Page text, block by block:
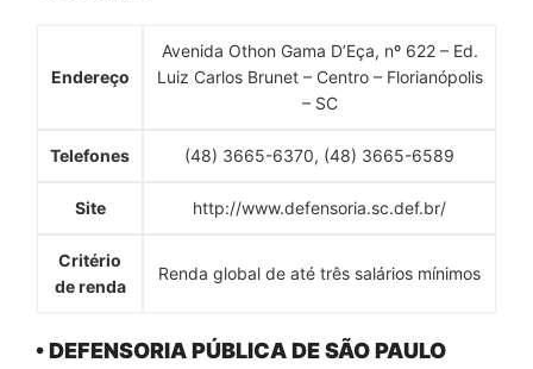
Endereço
Avenida Othon Gama D’Eça, nº 622 – Ed.
Luiz Carlos Brunet – Centro – Florianópolis
– SC
Telefones (48) 3665-6370, (48) 3665-6589
Site http://www.defensoria.sc.def.br/
Critério
de renda
Renda global de até três salários mínimos
• DEFENSORIA PÚBLICA DE SÃO PAULO